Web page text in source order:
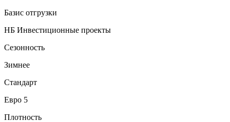
Базис отгрузки
НБ Инвестиционные проекты
Сезонность
Зимнее
Стандарт
Евро 5
Плотность